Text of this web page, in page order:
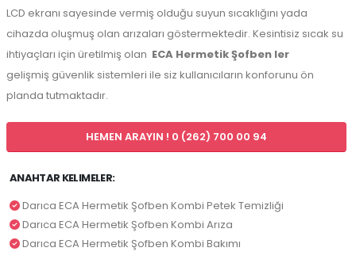
LCD ekranı sayesinde vermiş olduğu suyun sıcaklığını yada
cihazda oluşmuş olan arızaları göstermektedir. Kesintisiz sıcak su
ihtiyaçları için üretilmiş olan ECA Hermetik Şofben ler
gelişmiş güvenlik sistemleri ile siz kullanıcıların konforunu ön
planda tutmaktadır.
HEMEN ARAYIN ! 0 (262) 700 00 94
ANAHTAR KELIMELER:
Darıca ECA Hermetik Şofben Kombi Petek Temizliği
Darıca ECA Hermetik Şofben Kombi Arıza
Darıca ECA Hermetik Şofben Kombi Bakımı